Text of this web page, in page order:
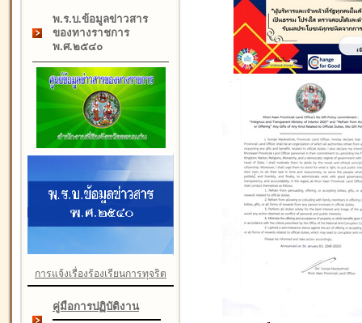
พ.ร.บ.ข้อมูลข่าวสาร
ของทางราชการ
พ.ศ.๒๕๔๐
การแจ้งเรื่องร้องเรียนการทุจริต
คู่มือการปฏิบัติงาน